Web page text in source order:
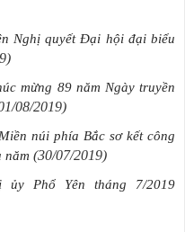
Nghị quyết Đại hội đại biểu
mừng 89 năm Ngày truyền
08/2019)
núi phía Bắc sơ kết công
năm (30/07/2019)
Phổ Yên tháng 7/2019